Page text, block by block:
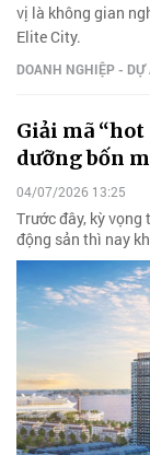
vị là không gian
Elite City.
DOANH NGHIỆP - DỰ
Giải mã
dưỡng bốn
04/07/2026 13:25
Trước đây, kỳ
động sản thì nay